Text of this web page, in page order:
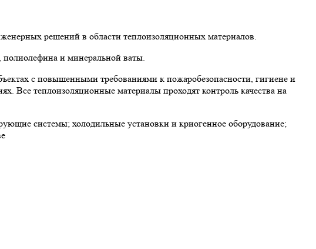
решений в области теплоизоляционных материалов.
полиолефина и минеральной ваты.
с повышенными требованиями к пожаробезопасности, гигиене и
Все теплоизоляционные материалы проходят контроль качества на
системы; холодильные установки и криогенное оборудование;